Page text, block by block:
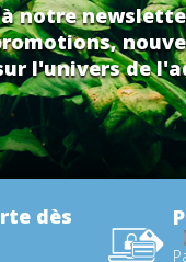
notre
l'univers de
dès